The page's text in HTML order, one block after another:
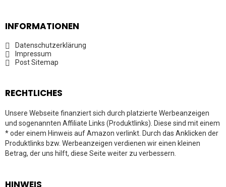
INFORMATIONEN
Datenschutzerklärung
Impressum
Post Sitemap
RECHTLICHES
Unsere Webseite finanziert sich durch platzierte Werbeanzeigen
und sogenannten Affiliate Links (Produktlinks). Diese sind mit einem
* oder einem Hinweis auf Amazon verlinkt. Durch das Anklicken der
Produktlinks bzw. Werbeanzeigen verdienen wir einen kleinen
Betrag, der uns hilft, diese Seite weiter zu verbessern.
HINWEIS